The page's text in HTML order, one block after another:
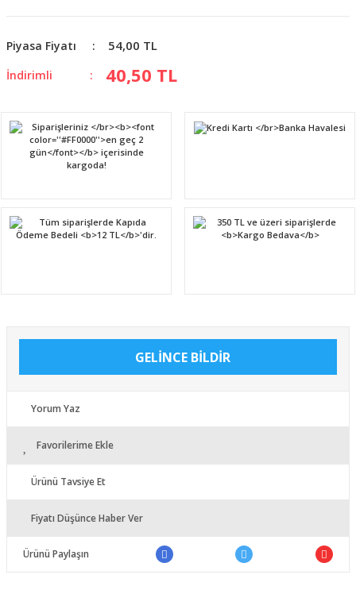
Piyasa Fiyatı 54,00 TL
İndirimli 40,50 TL
GELİNCE BİLDİR
Yorum Yaz
Favorilerime Ekle
Ürünü Tavsiye Et
Fiyatı Düşünce Haber Ver
Ürünü Paylaşın